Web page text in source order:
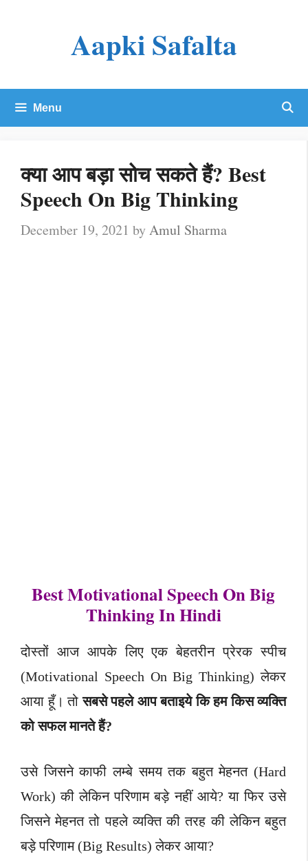
Aapki Safalta
Menu
क्या आप बड़ा सोच सकते हैं? Best
Speech On Big Thinking
December 19, 2021 byAmul Sharma
Best Motivational Speech On Big
Thinking In Hindi
दोस्तों आज आपके लिए एक बेहतरीन प्रेरक स्पीच
(Motivational Speech On Big Thinking) लेकर
आया हूँ। तोसबसे पहले आप बताइये कि हम किस व्यक्ति
को सफल मानते हैं?
उसे जिसने काफी लम्बे समय तक बहुत मेहनत (Hard
Work) की लेकिन परिणाम बड़े नहीं आये?या फिर उसे
जिसने मेहनत तो पहले व्यक्ति की तरह की लेकिन बहुत
बड़े परिणाम (Big Results) लेकर आया?